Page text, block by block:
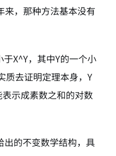
来，那种方法基本没有
X^Y，其中Y的一个小
质去证明定理本身，Y
示成素数之和的对数
的不变数学结构，具